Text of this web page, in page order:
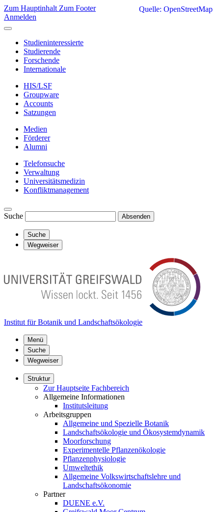
Zum Hauptinhalt Zum Footer
Anmelden
Studieninteressierte
Studierende
Forschende
Internationale
HIS/LSF
Groupware
Accounts
Satzungen
Medien
Förderer
Alumni
Telefonsuche
Verwaltung
Universitätsmedizin
Konfliktmanagement
Suche Absenden
Suche
Wegweiser
Institut für Botanik und Landschaftsökologie
Menü
Suche
Wegweiser
Struktur
Zur Hauptseite Fachbereich
Allgemeine Informationen
Institutsleitung
Arbeitsgruppen
Allgemeine und Spezielle Botanik
Landschaftsökologie und Ökosystemdynamik
Moorforschung
Experimentelle Pflanzenökologie
Pflanzenphysiologie
Umweltethik
Allgemeine Volkswirtschaftslehre und
Landschaftsökonomie
Partner
DUENE e.V.
Quelle: OpenStreetMap